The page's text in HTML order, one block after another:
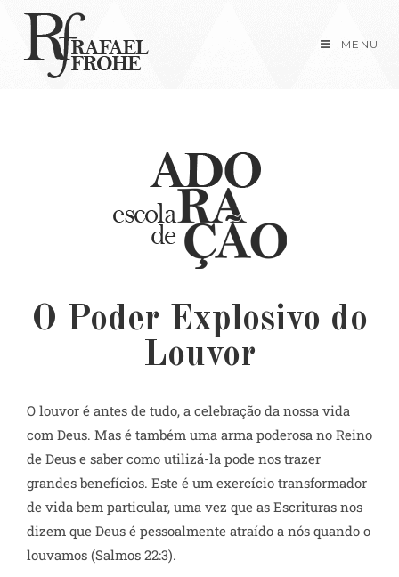
MENU
O Poder Explosivo do
Louvor
O louvor é antes de tudo, a celebração da nossa vida
com Deus. Mas é também uma arma poderosa no Reino
de Deus e saber como utilizá-la pode nos trazer
grandes benefícios. Este é um exercício transformador
de vida bem particular, uma vez que as Escrituras nos
dizem que Deus é pessoalmente atraído a nós quando o
louvamos (Salmos 22:3).